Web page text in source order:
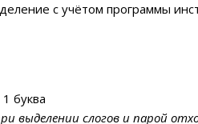
с учётом программы
буква
выделении слогов и парой